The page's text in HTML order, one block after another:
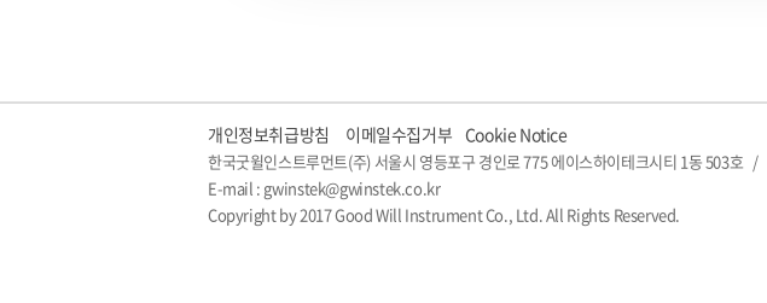
개인정보취급방침 이메일수집거부 Cookie Notice
한국굿윌인스트루먼트(주) 서울시 영등포구 경인로 775 에이스하이테크시티 1동 503호 /
E-mail : gwinstek@gwinstek.co.kr
Copyright by 2017 Good Will Instrument Co., Ltd. All Rights Reserved.